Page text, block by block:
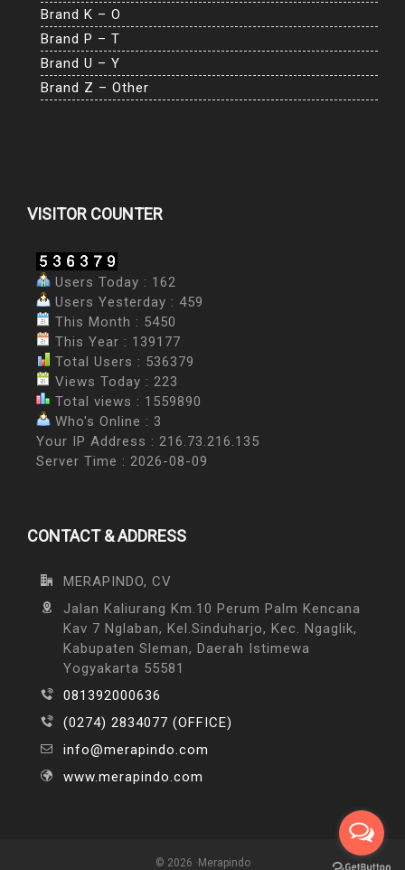
Brand K – O
Brand P – T
Brand U – Y
Brand Z – Other
VISITOR COUNTER
Users Today : 162
Users Yesterday : 459
This Month : 5450
This Year : 139177
Total Users : 536379
Views Today : 223
Total views : 1559890
Who's Online : 3
Your IP Address : 216.73.216.135
Server Time : 2026-08-09
CONTACT & ADDRESS
MERAPINDO, CV
Jalan Kaliurang Km.10 Perum Palm Kencana
Kav 7 Nglaban, Kel.Sinduharjo, Kec. Ngaglik,
Kabupaten Sleman, Daerah Istimewa
Yogyakarta 55581
081392000636
(0274) 2834077 (OFFICE)
info@merapindo.com
www.merapindo.com
© 2026 ·Merapindo